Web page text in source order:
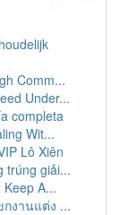
Comm...
Under...
completa
Wit...
Lô Xiên
trúng giải...
A...
งานแต่ง ...